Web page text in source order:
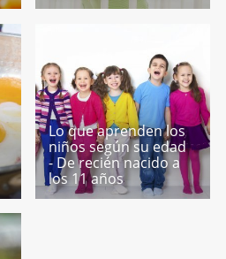
Lo que aprenden los
niños según su edad
- De recién nacido a
los 11 años